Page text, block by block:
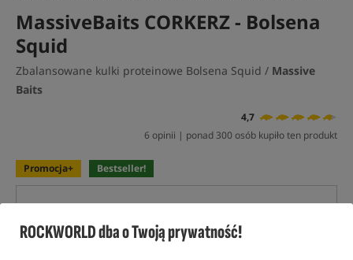
ROCKWORLD dba o Twoją prywatność!
MassiveBaits CORKERZ - Bolsena
Squid
Zbalansowane kulki proteinowe Bolsena Squid / Massive
Baits
4,7
6 opinii | ponad 300 osób kupiło ten produkt
Promocja+ Bestseller!